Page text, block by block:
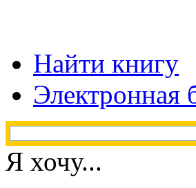
Найти книгу
Электронная
Я хочу...